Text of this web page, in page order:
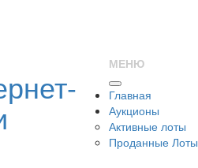
МЕНЮ
Главная
Аукционы
Активные лоты
Проданные Лоты